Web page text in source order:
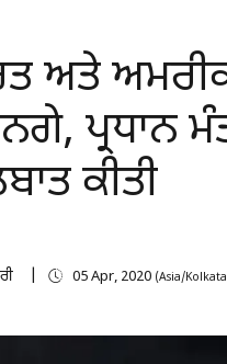
ਅਤੇ
ਪ੍ਰਧਾਨ
ਕੀਤੀ
05 Apr, 2020 (Asia/